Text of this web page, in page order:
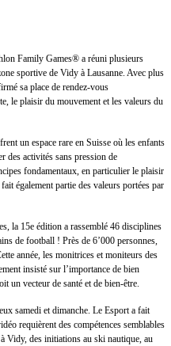
Family Games® a réuni plusieurs
sportive de Vidy à Lausanne. Avec plus
sa place de rendez-vous
le plaisir du mouvement et les valeurs du
un espace rare en Suisse où les enfants
des activités sans pression de
fondamentaux, en particulier le plaisir
également partie des valeurs portées par
la 15e édition a rassemblé 46 disciplines
de football ! Près de 6’000 personnes,
année, les monitrices et moniteurs des
insisté sur l’importance de bien
un vecteur de santé et de bien-être.
samedi et dimanche. Le Esport a fait
requièrent des compétences semblables
Vidy, des initiations au ski nautique, au